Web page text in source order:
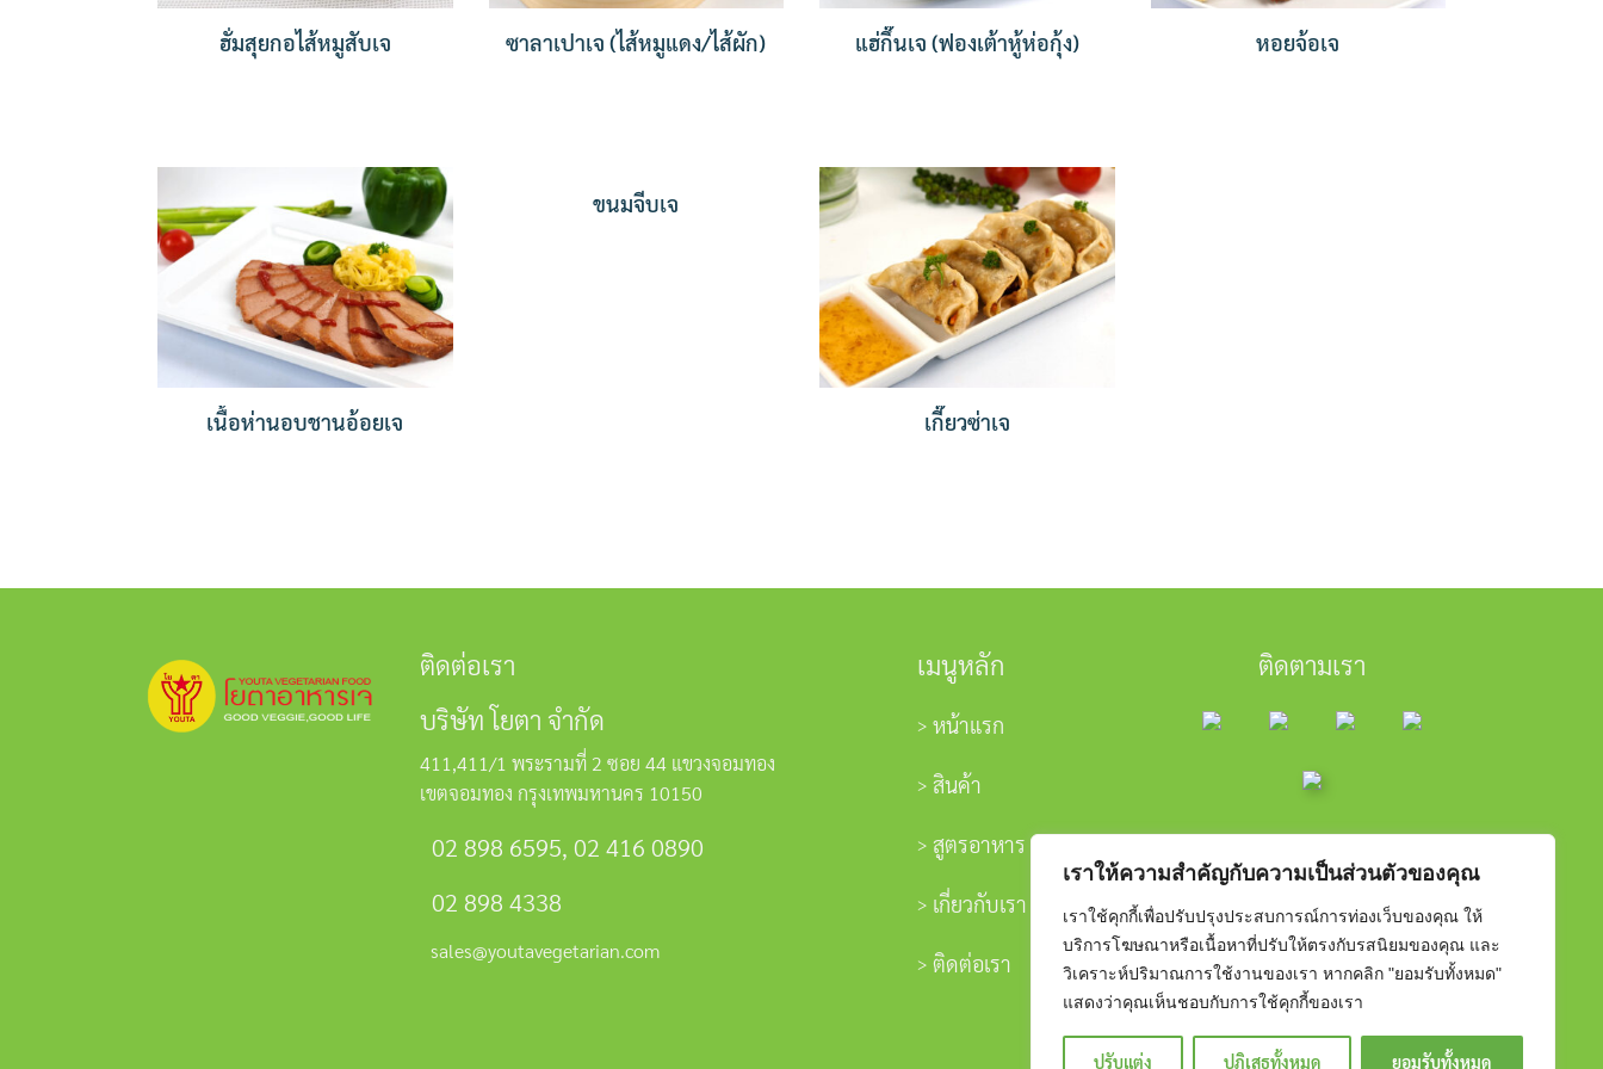
เราให้ความสำคัญกับความเป็นส่วนตัวของคุณ
เราใช้คุกกี้เพื่อปรับปรุงประสบการณ์การท่องเว็บของคุณ ให้
บริการโฆษณาหรือเนื้อหาที่ปรับให้ตรงกับรสนิยมของคุณ และ
วิเคราะห์ปริมาณการใช้งานของเรา หากคลิก "ยอมรับทั้งหมด"
แสดงว่าคุณเห็นชอบกับการใช้คุกกี้ของเรา
ปรับแต่ง ปฏิเสธทั้งหมด ยอมรับทั้งหมด
ฮั่มสุยกอไส้หมูสับเจ ซาลาเปาเจ (ไส้หมูแดง/ไส้ผัก) แฮ่กึ๊นเจ (ฟองเต้าหู้ห่อกุ้ง) หอยจ้อเจ
เนื้อห่านอบชานอ้อยเจ
ขนมจีบเจ
เกี๊ยวซ่าเจ
ติดต่อเรา
บริษัท โยตา จำกัด
411,411/1 พระรามที่ 2 ซอย 44 แขวงจอมทอง
เขตจอมทอง กรุงเทพมหานคร 10150
02 898 6595, 02 416 0890
02 898 4338
sales@youtavegetarian.com
เมนูหลัก
หน้าแรก
สินค้า
สูตรอาหาร
เกี่ยวกับเรา
ติดต่อเรา
ติดตามเรา